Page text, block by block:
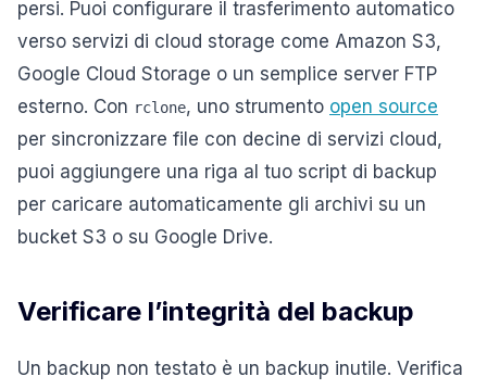
persi. Puoi configurare il trasferimento automatico
verso servizi di cloud storage come Amazon S3,
Google Cloud Storage o un semplice server FTP
esterno. Con rclone, uno strumento open source
per sincronizzare file con decine di servizi cloud,
puoi aggiungere una riga al tuo script di backup
per caricare automaticamente gli archivi su un
bucket S3 o su Google Drive.
Verificare l’integrità del backup
Un backup non testato è un backup inutile. Verifica